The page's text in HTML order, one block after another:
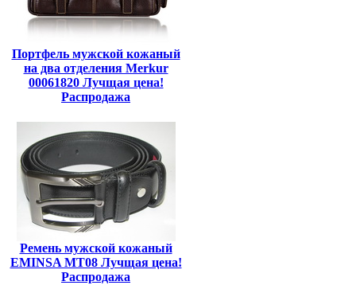
Портфель мужской кожаный
на два отделения Merkur
00061820 Лучщая цена!
Распродажа
Ремень мужской кожаный
EMINSA MT08 Лучщая цена!
Распродажа